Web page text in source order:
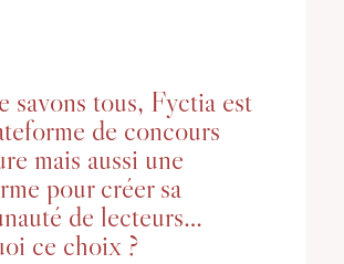
savons tous, Fyctia est
de concours
mais aussi une
pour créer sa
de lecteurs…
ce choix ?